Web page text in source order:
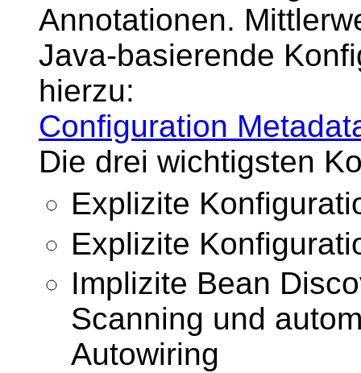
Annotationen.
Java-basierende
hierzu:
Configuration
Die drei wichtigsten
Explizite
Explizite
Implizite Bean
Scanning und
Autowiring